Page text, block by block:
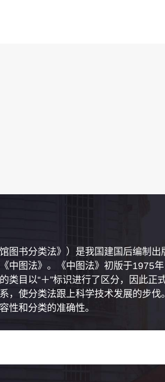
图书分类法》）是我国建国后编制
中图法》。《中图法》初版于1975
类目以“＋”标识进行了区分，因此
，使分类法跟上科学技术发展的步
性和分类的准确性。